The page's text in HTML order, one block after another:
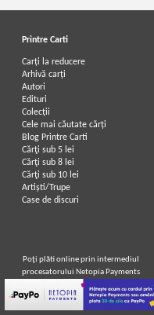
Printre Carti
Carți la reducere
Arhivă carți
Autori
Edituri
Colecții
Cele mai căutate cărți
Blog Printre Carti
Cărţi sub 5 lei
Cărţi sub 8 lei
Cărţi sub 10 lei
Artiști/Trupe
Case de discuri
Poţi plăti online prin intermediul
procesatorului Netopia Payments